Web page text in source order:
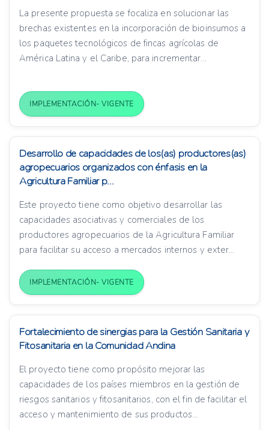
La presente propuesta se focaliza en solucionar las
brechas existentes en la incorporación de bioinsumos a
los paquetes tecnológicos de fincas agrícolas de
América Latina y el Caribe, para incrementar...
IMPLEMENTACIÓN- VIGENTE
Desarrollo de capacidades de los(as) productores(as)
agropecuarios organizados con énfasis en la
Agricultura Familiar p...
Este proyecto tiene como objetivo desarrollar las
capacidades asociativas y comerciales de los
productores agropecuarios de la Agricultura Familiar
para facilitar su acceso a mercados internos y exter...
IMPLEMENTACIÓN- VIGENTE
Fortalecimiento de sinergias para la Gestión Sanitaria y
Fitosanitaria en la Comunidad Andina
El proyecto tiene como propósito mejorar las
capacidades de los países miembros en la gestión de
riesgos sanitarios y fitosanitarios, con el fin de facilitar el
acceso y mantenimiento de sus productos...